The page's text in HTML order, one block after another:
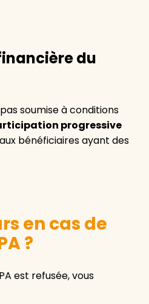
du
soumise à conditions
progressive
bénéficiaires ayant des
en cas de
?
est refusée, vous